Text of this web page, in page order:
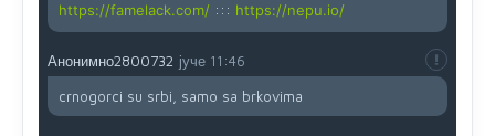
https://famelack.com/ ::: https://nepu.io/
Анонимно2800732 јуче 11:46
crnogorci su srbi, samo sa brkovima